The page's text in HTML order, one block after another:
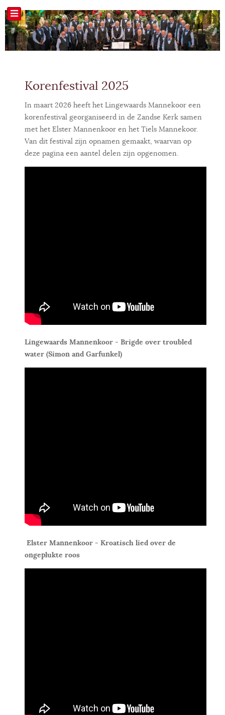
Korenfestival 2025
In maart 2026 heeft het Lingewaards Mannekoor een
korenfestival georganiseerd in de Zandse Kerk samen
met het Elster Mannenkoor en het Tiels Mannekoor.
Van dit festival zijn opnamen gemaakt, waarvan op
deze pagina een aantel delen zijn opgenomen.
Lingewaards Mannenkoor - Brigde over troubled
water (Simon and Garfunkel)
Elster Mannenkoor - Kroatisch lied over de
ongeplukte roos